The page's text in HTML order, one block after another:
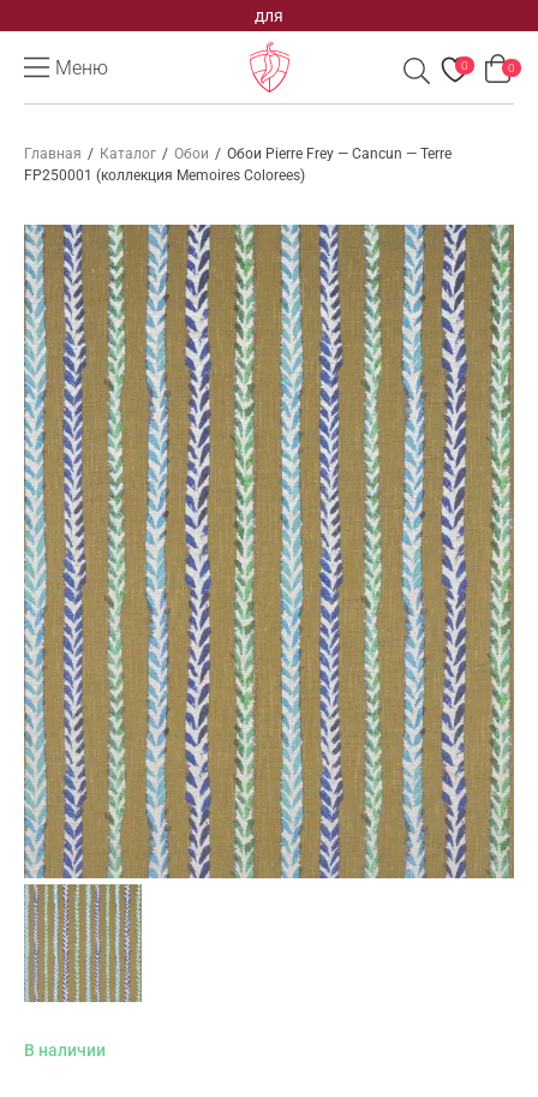
для
Меню 0 0
Главная / Каталог / Обои / Обои Pierre Frey — Cancun — Terre
FP250001 (коллекция Memoires Colorees)
В наличии